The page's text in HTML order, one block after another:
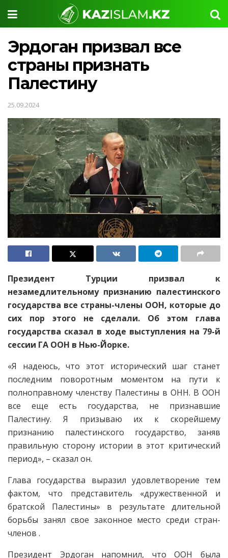
Эрдоган призвал все
страны признать
Палестину
25.09.2024
Президент Турции призвал к
незамедлительному признанию палестинского
государства все страны-члены ООН, которые до
сих пор этого не сделали. Об этом глава
государства сказал в ходе выступления на 79-й
сессии ГА ООН в Нью-Йорке.
«Я надеюсь, что этот исторический шаг станет
последним поворотным моментом на пути к
полноправному членству Палестины в ОНН. В ООН
все еще есть государства, не признавшие
Палестину. Я призываю их к скорейшему
признанию палестинского государство, заняв
правильную сторону истории в этот критический
период», – сказал он.
Глава государства выразил удовлетворение тем
фактом, что представитель «дружественной и
братской Палестины» в результате длительной
борьбы занял свое законное место среди стран-
членов .
Президент Эрдоган напомнил, что ООН была